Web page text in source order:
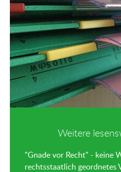
Weitere
"Gnade vor Recht" - keine
rechtsstaatlich geordnetes